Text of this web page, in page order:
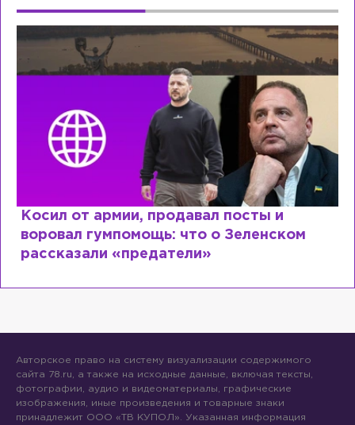
Косил от армии, продавал посты и
воровал гумпомощь: что о Зеленском
рассказали «предатели»
Авторское право на систему визуализации содержимого
сайта 78.ru, а также на исходные данные, включая тексты,
фотографии, аудио и видеоматериалы, графические
изображения, иные произведения и товарные знаки
принадлежит ООО «ТВ КУПОЛ». Указанная информация